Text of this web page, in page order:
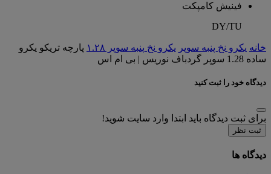
فینیش کامپکت
DY/TU
خانه یکرو نخ پنبه سوپر یکرو نخ پنبه سوپر ۱.۲۸
پارچه تریکو یکرو
ساده 1.28 سوپر گردباف نوریس | بی ام اس
دیدگاه خود را ثبت کنید
برای ثبت دیدگاه باید ابتدا وارد سایت شوید!
ثبت نظر
دیدگاه ها